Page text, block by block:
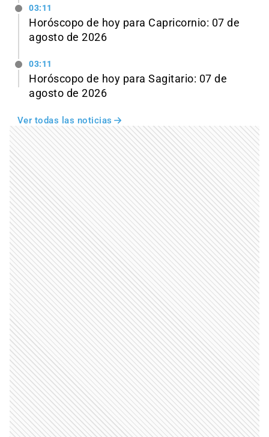
03:11
Horóscopo de hoy para Capricornio: 07 de
agosto de 2026
03:11
Horóscopo de hoy para Sagitario: 07 de
agosto de 2026
Ver todas las noticias